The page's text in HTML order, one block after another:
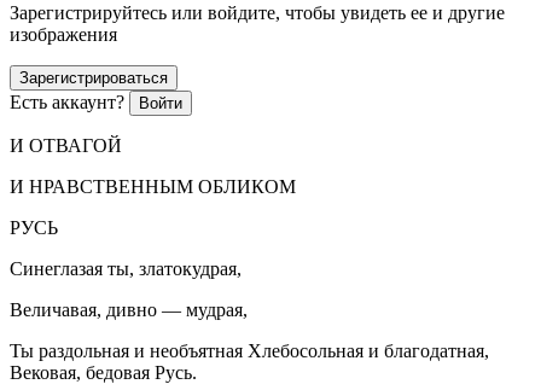
Зарегистрируйтесь или войдите, чтобы увидеть ее и другие
изображения
Зарегистрироваться
Есть аккаунт? Войти
И ОТВАГОЙ
И НРАВСТВЕННЫМ ОБЛИКОМ
РУСЬ
Синеглазая ты, златокудрая,
Величавая, дивно — мудрая,
Ты раздольная и необъятная Хлебосольная и благодатная,
Вековая, бедовая Русь.